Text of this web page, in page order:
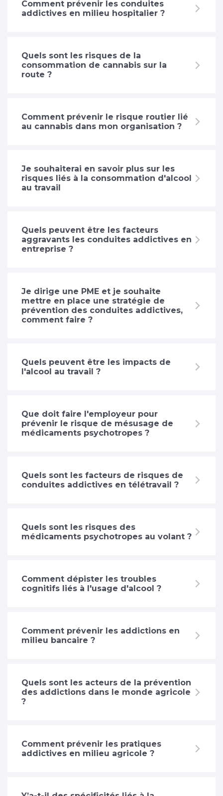
Comment prévenir les conduites
addictives en milieu hospitalier ?
Quels sont les risques de la
consommation de cannabis sur la
route ?
Comment prévenir le risque routier lié
au cannabis dans mon organisation ?
Je souhaiterai en savoir plus sur les
risques liés à la consommation d'alcool
au travail
Quels peuvent être les facteurs
aggravants les conduites addictives en
entreprise ?
Je dirige une PME et je souhaite
mettre en place une stratégie de
prévention des conduites addictives,
comment faire ?
Quels peuvent être les impacts de
l'alcool au travail ?
Que doit faire l'employeur pour
prévenir le risque de mésusage de
médicaments psychotropes ?
Quels sont les facteurs de risques de
conduites addictives en télétravail ?
Quels sont les risques des
médicaments psychotropes au volant ?
Comment dépister les troubles
cognitifs liés à l'usage d'alcool ?
Comment prévenir les addictions en
milieu bancaire ?
Quels sont les acteurs de la prévention
des addictions dans le monde agricole
?
Comment prévenir les pratiques
addictives en milieu agricole ?